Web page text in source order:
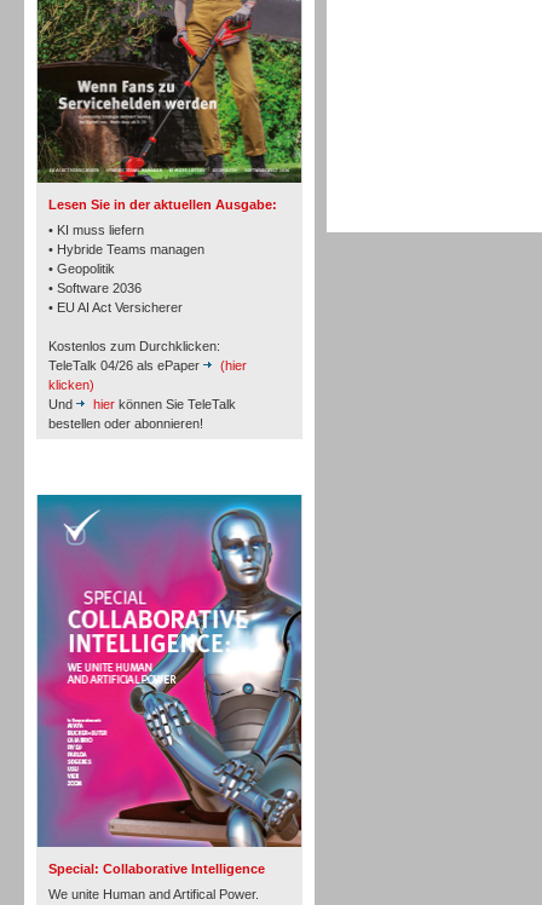
Lesen Sie in der aktuellen Ausgabe:
• KI muss liefern
• Hybride Teams managen
• Geopolitik
• Software 2036
• EU AI Act Versicherer
Kostenlos zum Durchklicken:
TeleTalk 04/26 als ePaper
(hier
klicken)
Und
hier können Sie TeleTalk
bestellen oder abonnieren!
Special: Collaborative Intelligence
We unite Human and Artifical Power.
TK- und ACD-Systeme
Workforce-Management
Personal
Inbound